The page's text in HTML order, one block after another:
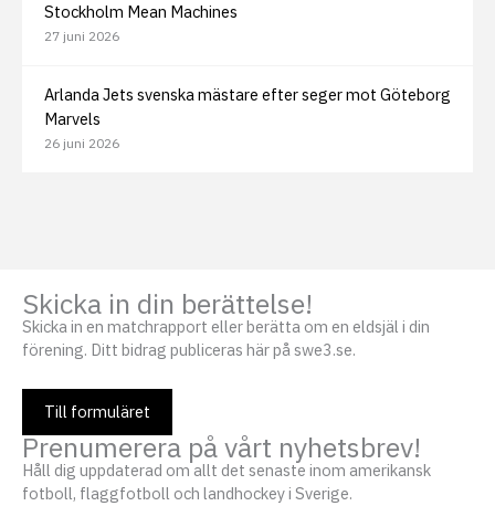
Stockholm Mean Machines
27 juni 2026
Arlanda Jets svenska mästare efter seger mot Göteborg
Marvels
26 juni 2026
Skicka in din berättelse!
Skicka in en matchrapport eller berätta om en eldsjäl i din
förening. Ditt bidrag publiceras här på swe3.se.
Till formuläret
Prenumerera på vårt nyhetsbrev!
Håll dig uppdaterad om allt det senaste inom amerikansk
fotboll, flaggfotboll och landhockey i Sverige.